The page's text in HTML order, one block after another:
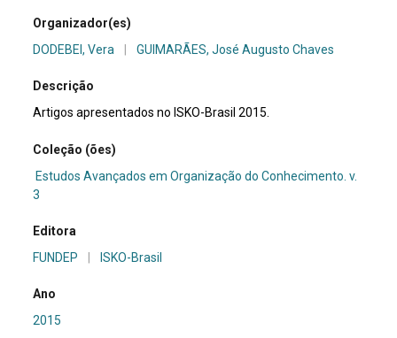
Organizador(es)
DODEBEI, Vera
GUIMARÃES, José Augusto Chaves
Descrição
Artigos apresentados no ISKO-Brasil 2015.
Coleção (ões)
Estudos Avançados em Organização do Conhecimento. v.
3
Editora
FUNDEP
ISKO-Brasil
Ano
2015